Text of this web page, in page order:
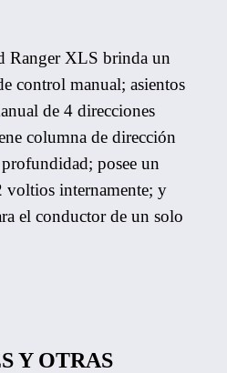
Ranger XLS brinda un
control manual; asientos
de 4 direcciones
columna de dirección
posee un
voltios internamente; y
el conductor de un solo
Y OTRAS